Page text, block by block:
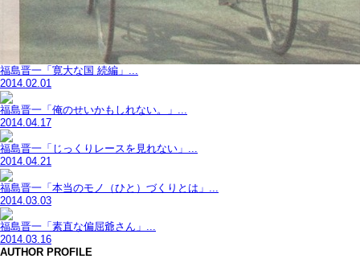
福島晋一「寛大な国 続編」...
2014.02.01
福島晋一「俺のせいかもしれない。」...
2014.04.17
福島晋一「じっくりレースを見れない」...
2014.04.21
福島晋一「本当のモノ（ひと）づくりとは」...
2014.03.03
福島晋一「素直な偏屈爺さん」...
2014.03.16
AUTHOR PROFILE